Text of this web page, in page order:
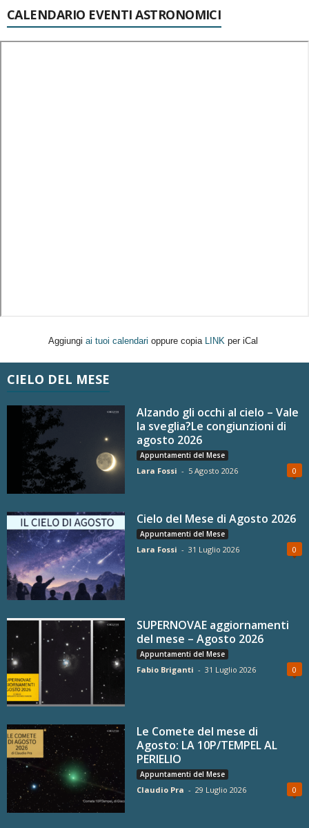
CALENDARIO EVENTI ASTRONOMICI
Aggiungi ai tuoi calendari oppure copia LINK per iCal
CIELO DEL MESE
Alzando gli occhi al cielo – Vale
la sveglia?Le congiunzioni di
agosto 2026
Appuntamenti del Mese
Lara Fossi - 5 Agosto 2026 0
Cielo del Mese di Agosto 2026
Appuntamenti del Mese
Lara Fossi - 31 Luglio 2026 0
SUPERNOVAE aggiornamenti
del mese – Agosto 2026
Appuntamenti del Mese
Fabio Briganti - 31 Luglio 2026 0
Le Comete del mese di
Agosto: LA 10P/TEMPEL AL
PERIELIO
Appuntamenti del Mese
Claudio Pra - 29 Luglio 2026 0